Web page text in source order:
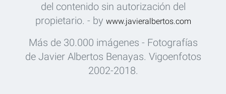
del contenido sin autorización del
propietario. - by www.javieralbertos.com
Más de 30.000 imágenes - Fotografías
de Javier Albertos Benayas. Vigoenfotos
2002-2018.